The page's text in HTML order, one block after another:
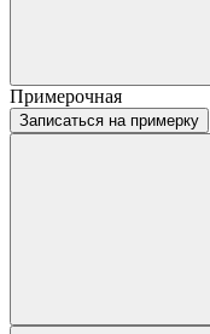
Примерочная
Записаться на примерку